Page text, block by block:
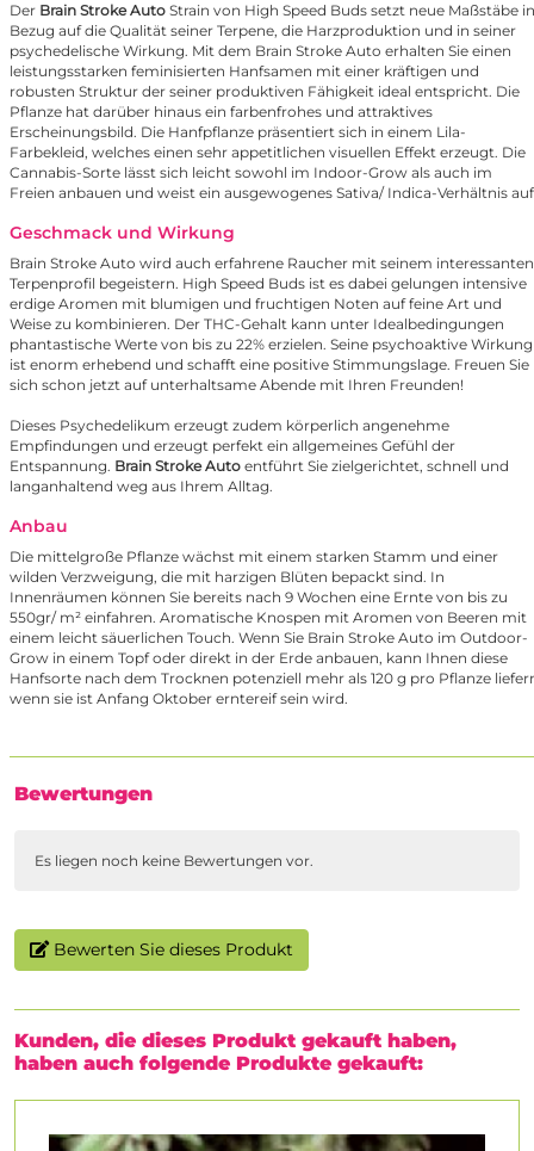
Der Brain Stroke Auto Strain von High Speed Buds setzt neue Maßstäbe in
Bezug auf die Qualität seiner Terpene, die Harzproduktion und in seiner
psychedelische Wirkung. Mit dem Brain Stroke Auto erhalten Sie einen
leistungsstarken feminisierten Hanfsamen mit einer kräftigen und
robusten Struktur der seiner produktiven Fähigkeit ideal entspricht. Die
Pflanze hat darüber hinaus ein farbenfrohes und attraktives
Erscheinungsbild. Die Hanfpflanze präsentiert sich in einem Lila-
Farbekleid, welches einen sehr appetitlichen visuellen Effekt erzeugt. Die
Cannabis-Sorte lässt sich leicht sowohl im Indoor-Grow als auch im
Freien anbauen und weist ein ausgewogenes Sativa/ Indica-Verhältnis
Geschmack und Wirkung
Brain Stroke Auto wird auch erfahrene Raucher mit seinem interessanten
Terpenprofil begeistern. High Speed Buds ist es dabei gelungen intensive
erdige Aromen mit blumigen und fruchtigen Noten auf feine Art und
Weise zu kombinieren. Der THC-Gehalt kann unter Idealbedingungen
phantastische Werte von bis zu 22% erzielen. Seine psychoaktive Wirkung
ist enorm erhebend und schafft eine positive Stimmungslage. Freuen Sie
sich schon jetzt auf unterhaltsame Abende mit Ihren Freunden!
Dieses Psychedelikum erzeugt zudem körperlich angenehme
Empfindungen und erzeugt perfekt ein allgemeines Gefühl der
Entspannung. Brain Stroke Auto entführt Sie zielgerichtet, schnell und
langanhaltend weg aus Ihrem Alltag.
Anbau
Die mittelgroße Pflanze wächst mit einem starken Stamm und einer
wilden Verzweigung, die mit harzigen Blüten bepackt sind. In
Innenräumen können Sie bereits nach 9 Wochen eine Ernte von bis zu
550gr/ m² einfahren. Aromatische Knospen mit Aromen von Beeren mit
einem leicht säuerlichen Touch. Wenn Sie Brain Stroke Auto im Outdoor-
Grow in einem Topf oder direkt in der Erde anbauen, kann Ihnen diese
Hanfsorte nach dem Trocknen potenziell mehr als 120 g pro Pflanze
wenn sie ist Anfang Oktober erntereif sein wird.
Bewertungen
Es liegen noch keine Bewertungen vor.
Bewerten Sie dieses Produkt
Kunden, die dieses Produkt gekauft haben,
haben auch folgende Produkte gekauft: